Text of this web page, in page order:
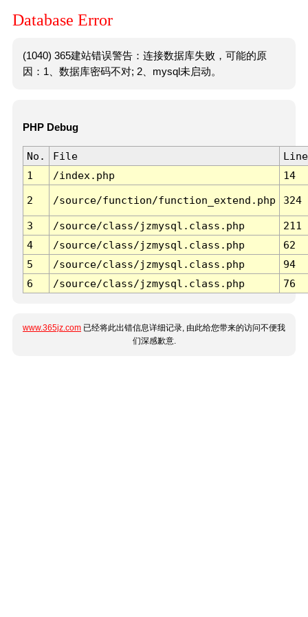
Database Error
(1040) 365建站错误警告：连接数据库失败，可能的原
因：1、数据库密码不对; 2、mysql未启动。
PHP Debug
No. File
Line
1
/index.php 14
2 /source/function/function_extend.php 324
3 /source/class/jzmysql.class.php
211
4
/source/class/jzmysql.class.php
62
5
/source/class/jzmysql.class.php
94
6
/source/class/jzmysql.class.php 76
www.365jz.com 已经将此出错信息详细记录, 由此给您带来的访问不便我
们深感歉意.